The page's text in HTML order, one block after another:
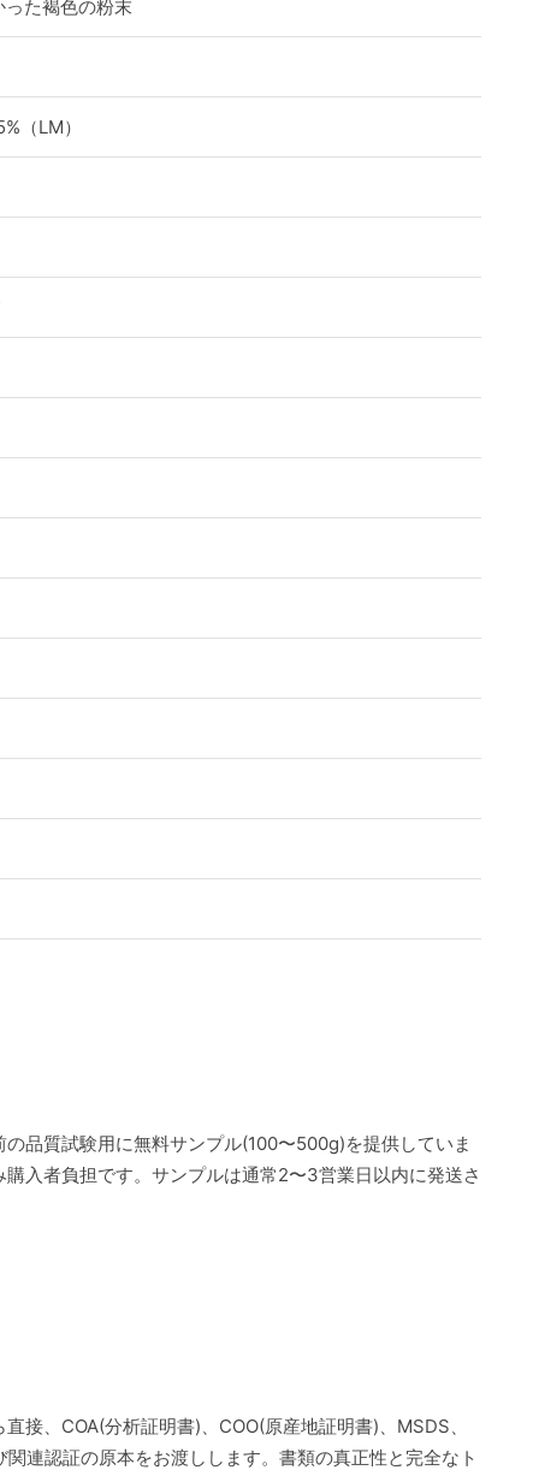
た褐色の粉末
（LM）
の品質試験用に無料サンプル(100〜500g)を提供していま
購入者負担です。サンプルは通常2〜3営業日以内に発送さ
直接、COA(分析証明書)、COO(原産地証明書)、MSDS、
関連認証の原本をお渡しします。書類の真正性と完全なト